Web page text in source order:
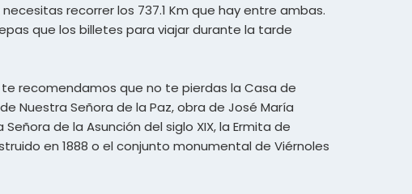
recorrer los 737.1 Km que hay entre ambas.
que los billetes para viajar durante la tarde
recomendamos que no te pierdas la Casa de
Nuestra Señora de la Paz, obra de José María
de la Asunción del siglo XIX, la Ermita de
en 1888 o el conjunto monumental de Viérnoles